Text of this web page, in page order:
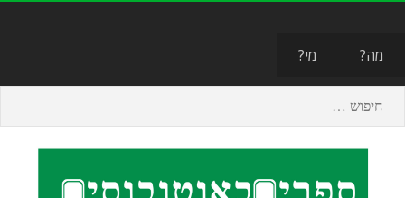
מה? מי?